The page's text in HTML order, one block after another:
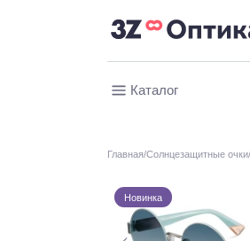
Каталог
Главная Солнцезащитные очки
Новинка